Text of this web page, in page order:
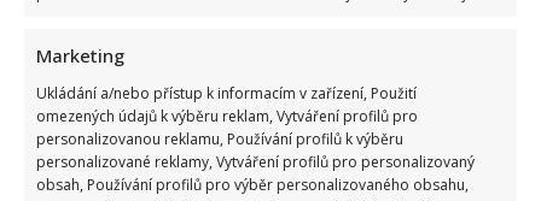
Marketing
Ukládání a/nebo přístup k informacím v zařízení, Použití
omezených údajů k výběru reklam, Vytváření profilů pro
personalizovanou reklamu, Používání profilů k výběru
personalizované reklamy, Vytváření profilů pro personalizovaný
obsah, Používání profilů pro výběr personalizovaného obsahu,